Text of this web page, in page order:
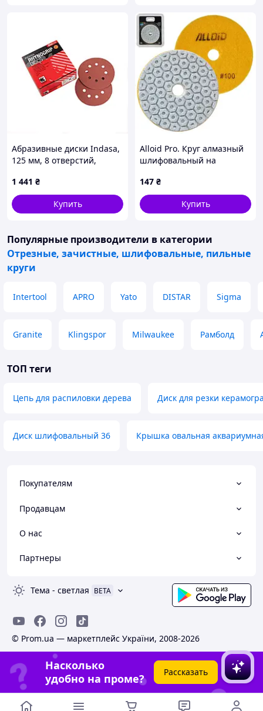
Абразивные диски Indasa,
125 мм, 8 отверстий,
1 441 ₴
Купить
Alloid Pro. Круг алмазный
шлифовальный на
зерно 100 (00000063378)
147 ₴
Купить
Популярные производители в категории
Отрезные, зачистные, шлифовальные, пильные
круги
Intertool APRO Yato DISTAR Sigma
Granite Klingspor Milwaukee Рамболд
ТОП теги
Цепь для распиловки дерева Диск для резки
Диск шлифовальный 36 Крышка овальная
Покупателям
Продавцам
О нас
Партнеры
Тема - светлая BETA
© Prom.ua — маркетплейс України, 2008-2026
Насколько
удобно на проме?
Рассказать